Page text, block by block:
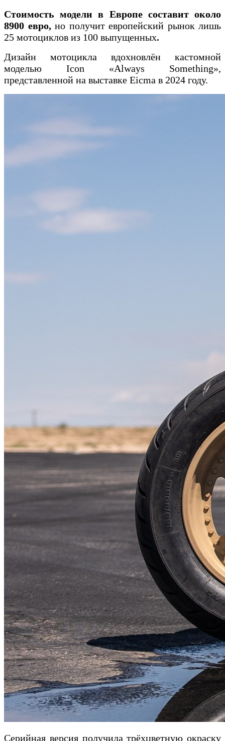
Стоимость модели в Европе составит около
8900 евро, но получит европейский рынок лишь
25 мотоциклов из 100 выпущенных.
Дизайн мотоцикла вдохновлён кастомной
моделью Icon «Always Something»,
представленной на выставке Eicma в 2024 году.
Серийная версия получила трёхцветную окраску